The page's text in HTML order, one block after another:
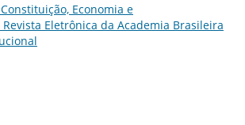
Economia e
Eletrônica da Academia Brasileira